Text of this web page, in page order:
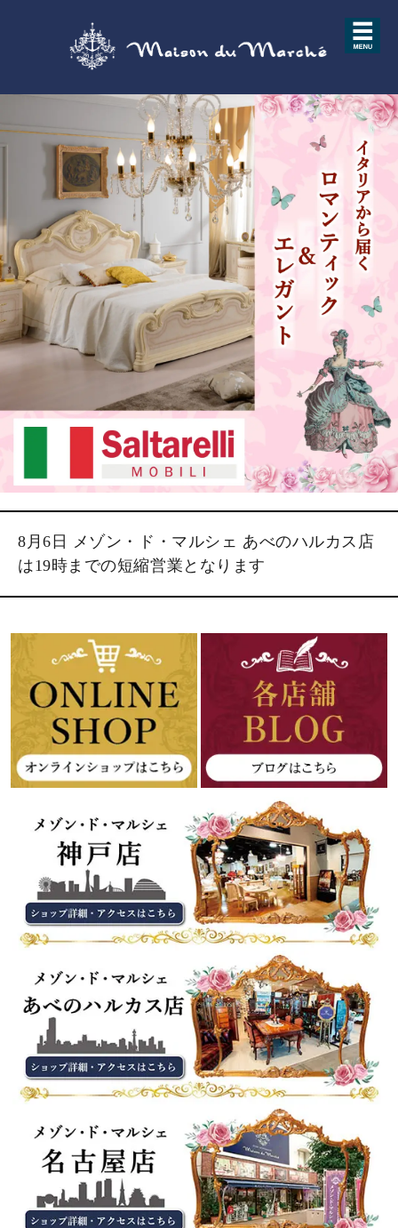
8月6日 メゾン・ド・マルシェ あべのハルカス店
は19時までの短縮営業となります